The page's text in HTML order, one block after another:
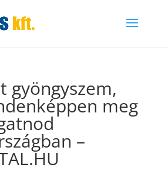
gyöngyszem,
meg
–